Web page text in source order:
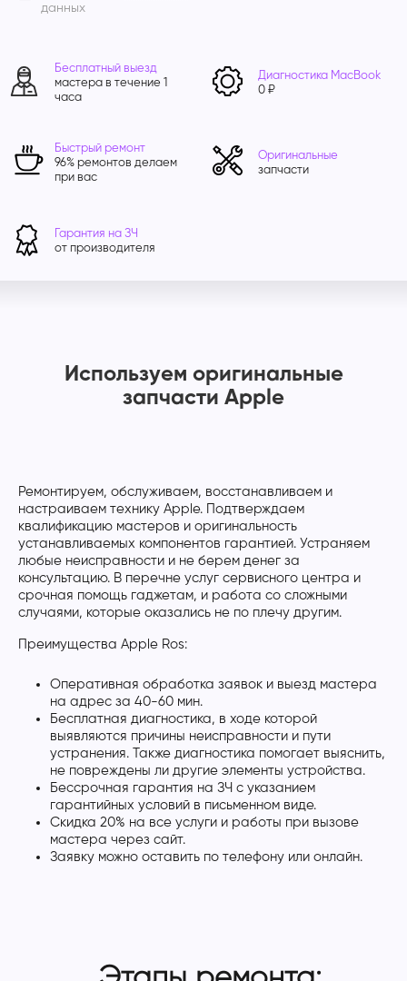
данных
Бесплатный выезд
мастера в течение 1
часа
Диагностика MacBook
0 ₽
Быстрый ремонт
96% ремонтов делаем
при вас
Оригинальные
запчасти
Гарантия на ЗЧ
от производителя
Используем оригинальные
запчасти Apple
Ремонтируем, обслуживаем, восстанавливаем и
настраиваем технику Apple. Подтверждаем
квалификацию мастеров и оригинальность
устанавливаемых компонентов гарантией. Устраняем
любые неисправности и не берем денег за
консультацию. В перечне услуг сервисного центра и
срочная помощь гаджетам, и работа со сложными
случаями, которые оказались не по плечу другим.
Преимущества Apple Ros:
Оперативная обработка заявок и выезд мастера
на адрес за 40-60 мин.
Бесплатная диагностика, в ходе которой
выявляются причины неисправности и пути
устранения. Также диагностика помогает выяснить,
не повреждены ли другие элементы устройства.
Бессрочная гарантия на ЗЧ с указанием
гарантийных условий в письменном виде.
Скидка 20% на все услуги и работы при вызове
мастера через сайт.
Заявку можно оставить по телефону или онлайн.